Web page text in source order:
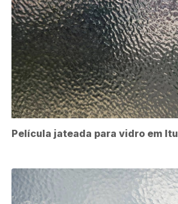
Película jateada para vidro em Itu